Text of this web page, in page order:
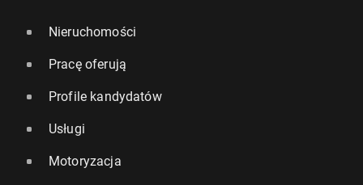
Nieruchomości
Pracę oferują
Profile kandydatów
Usługi
Motoryzacja